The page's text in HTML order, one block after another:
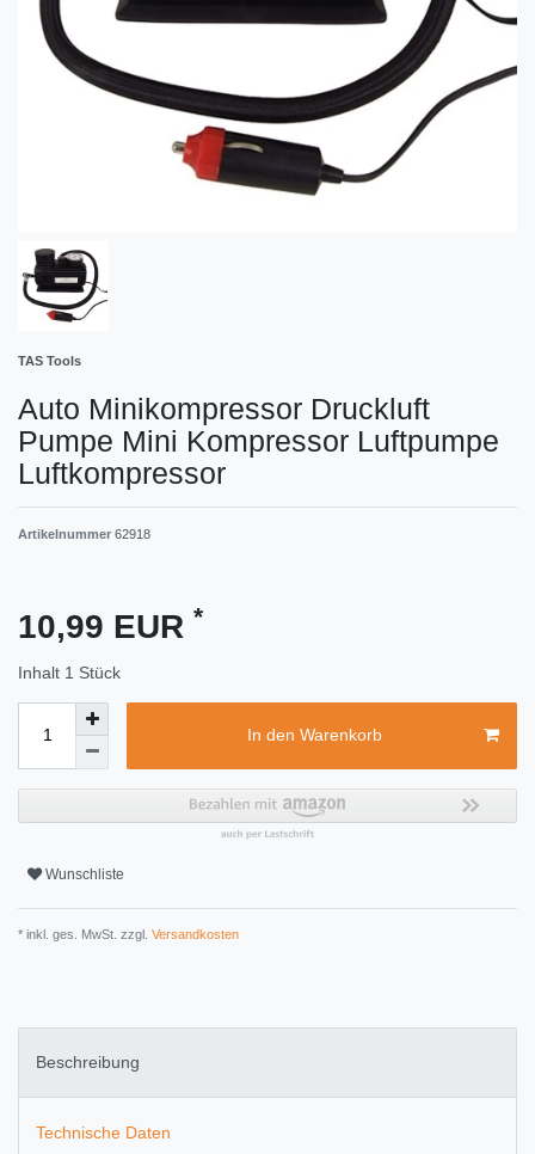
TAS Tools
Auto Minikompressor Druckluft
Pumpe Mini Kompressor Luftpumpe
Luftkompressor
Artikelnummer 62918
10,99 EUR *
Inhalt 1 Stück
In den Warenkorb
Wunschliste
* inkl. ges. MwSt. zzgl. Versandkosten
Beschreibung
Technische Daten